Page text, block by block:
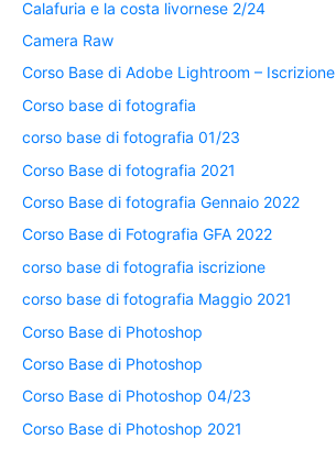
Calafuria e la costa livornese 2/24
Camera Raw
Corso Base di Adobe Lightroom – Iscrizione
Corso base di fotografia
corso base di fotografia 01/23
Corso Base di fotografia 2021
Corso Base di fotografia Gennaio 2022
Corso Base di Fotografia GFA 2022
corso base di fotografia iscrizione
corso base di fotografia Maggio 2021
Corso Base di Photoshop
Corso Base di Photoshop
Corso Base di Photoshop 04/23
Corso Base di Photoshop 2021